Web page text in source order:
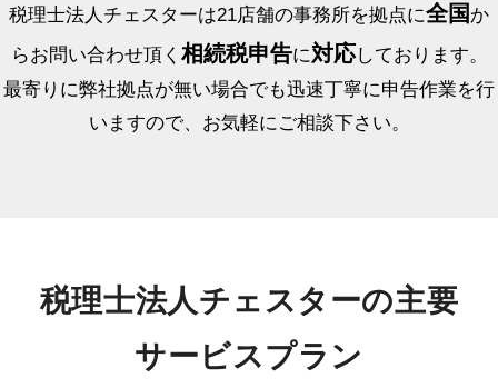
税理士法人チェスターは21店舗の事務所を拠点に全国 か
らお問い合わせ頂く 相続税申告に対応しております。
最寄りに弊社拠点が無い場合でも迅速丁寧に申告作業を行
いますので、お気軽にご相談下さい。
税理士法人チェスターの主要
サービスプラン